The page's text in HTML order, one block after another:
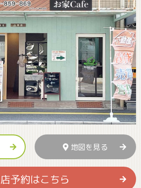
地図を見る
予約はこちら